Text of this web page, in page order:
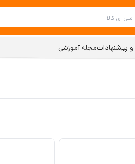
پیشنهاداتمجله آموزشی